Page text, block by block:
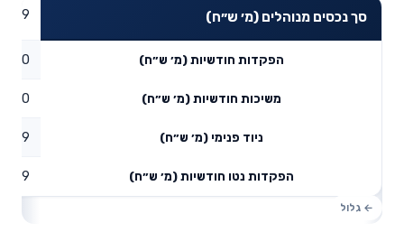
סך נכסים מנוהלים (מ׳ ש״ח) 0.19
הפקדות חודשיות (מ׳ ש״ח) 0
משיכות חודשיות (מ׳ ש״ח) 0
ניוד פנימי (מ׳ ש״ח) 0.19
הפקדות נטו חודשיות (מ׳ ש״ח) 0.19